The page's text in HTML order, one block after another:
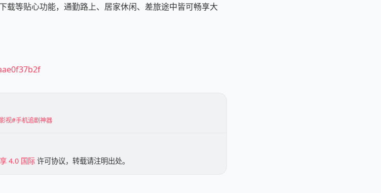
载等贴心功能，通勤路上、居家休闲、差旅途中皆可畅享大
视#手机追剧神器
4.0 国际 许可协议，转载请注明出处。